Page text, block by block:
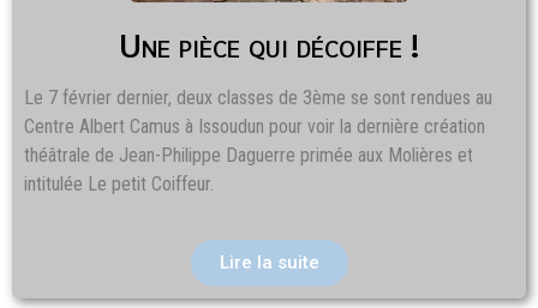
Une pièce qui décoiffe !
Le 7 février dernier, deux classes de 3ème se sont rendues au
Centre Albert Camus à Issoudun pour voir la dernière création
théâtrale de Jean-Philippe Daguerre primée aux Molières et
intitulée Le petit Coiffeur.
Lire la suite